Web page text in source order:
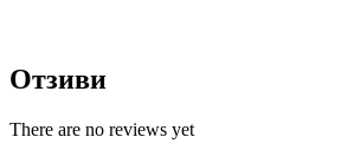
Отзиви
There are no reviews yet